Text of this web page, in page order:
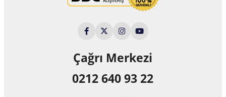
Çağrı Merkezi
0212 640 93 22